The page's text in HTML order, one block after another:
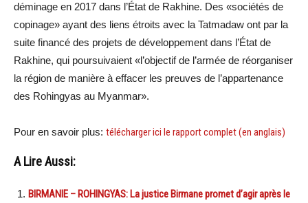
déminage en 2017 dans l’État de Rakhine. Des «sociétés de
copinage» ayant des liens étroits avec la Tatmadaw ont par la
suite financé des projets de développement dans l’État de
Rakhine, qui poursuivaient «l’objectif de l’armée de réorganiser
la région de manière à effacer les preuves de l’appartenance
des Rohingyas au Myanmar».
Pour en savoir plus: télécharger ici le rapport complet (en anglais)
A Lire Aussi:
BIRMANIE – ROHINGYAS: La justice Birmane promet d’agir après le